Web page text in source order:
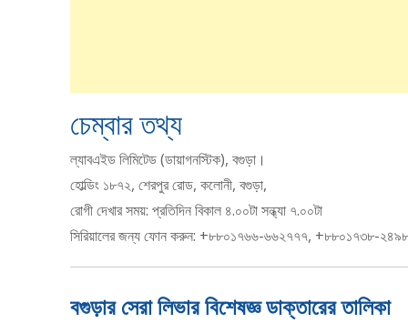
চেম্বার তথ্য
ল্যাবএইড লিমিটেড (ডায়াগনস্টিক), বগুড়া।
হোল্ডিং ১৮৭২, শেরপুর রোড, কলোনী, বগুড়া,
রোগী দেখার সময়: প্রতিদিন বিকাল ৪.০০টা সন্ধ্যা ৭.০০টা
সিরিয়ালের জন্য ফোন করুন: +৮৮০১৭৬৬-৬৬২৭৭৭, +৮৮০১৭৩৮-
বগুড়ার সেরা লিভার বিশেষজ্ঞ ডাক্তারের তালিকা